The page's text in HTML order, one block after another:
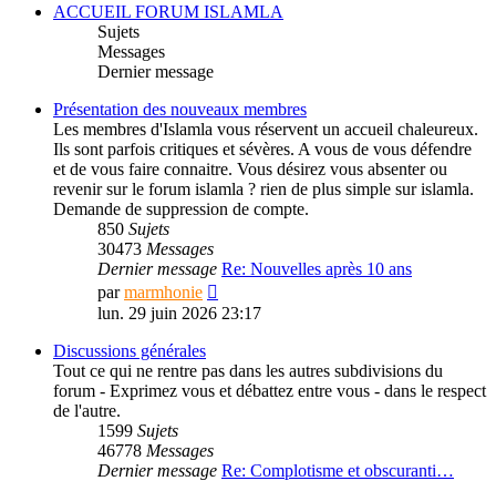
ACCUEIL FORUM ISLAMLA
Sujets
Messages
Dernier message
Présentation des nouveaux membres
Les membres d'Islamla vous réservent un accueil chaleureux.
Ils sont parfois critiques et sévères. A vous de vous défendre
et de vous faire connaitre. Vous désirez vous absenter ou
revenir sur le forum islamla ? rien de plus simple sur islamla.
Demande de suppression de compte.
850 Sujets
30473 Messages
Dernier message Re: Nouvelles après 10 ans
parmarmhonie
le
lun. 29 juin 2026 23:17
Discussions générales
Tout ce qui ne rentre pas dans les autres subdivisions du
forum - Exprimez vous et débattez entre vous - dans le respect
de l'autre.
1599 Sujets
46778 Messages
Dernier message Re: Complotisme et obscuranti…